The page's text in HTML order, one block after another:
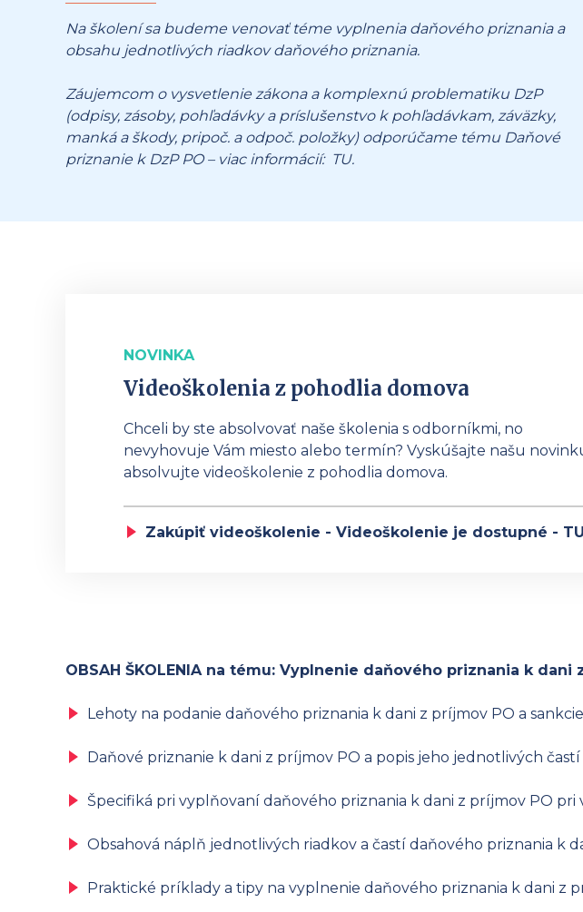
Na školení sa budeme venovať téme vyplnenia daňového priznania a
obsahu jednotlivých riadkov daňového priznania.
Záujemcom o vysvetlenie zákona a komplexnú problematiku DzP
(odpisy, zásoby, pohľadávky a príslušenstvo k pohľadávkam, záväzky,
manká a škody, pripoč. a odpoč. položky) odporúčame tému Daňové
priznanie k DzP PO – viac informácií: TU.
NOVINKA
Videoškolenia z pohodlia domova
Chceli by ste absolvovať naše školenia s odborníkmi, no
nevyhovuje Vám miesto alebo termín? Vyskúšajte našu
absolvujte videoškolenie z pohodlia domova.
Zakúpiť videoškolenie - Videoškolenie je dostupné - TU
OBSAH ŠKOLENIA na tému: Vyplnenie daňového priznania k
Lehoty na podanie daňového priznania k dani z príjmov PO a sankcie
Daňové priznanie k dani z príjmov PO a popis jeho jednotlivých častí
Špecifiká pri vyplňovaní daňového priznania k dani z príjmov PO
Obsahová náplň jednotlivých riadkov a častí daňového priznania k
Praktické príklady a tipy na vyplnenie daňového priznania k dani z